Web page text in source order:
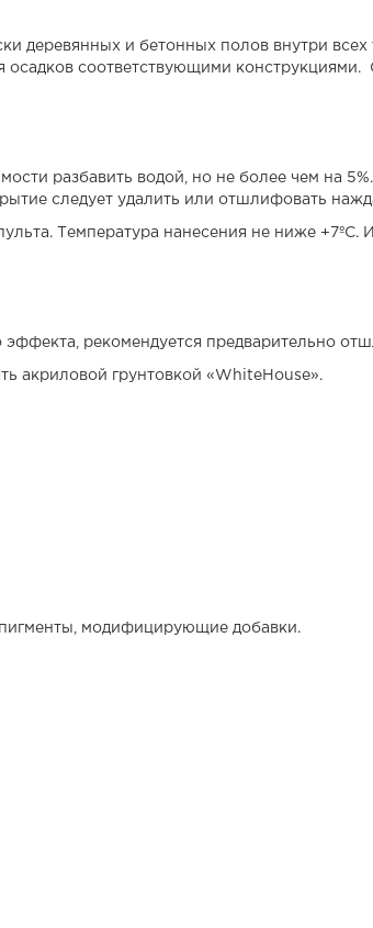
деревянных и бетонных полов внутри
соответствующими конструкциями.
разбавить водой, но не более чем на
следует удалить или отшлифовать
Температура нанесения не ниже
рекомендуется предварительно
акриловой грунтовкой «WhiteHouse».
модифицирующие добавки.